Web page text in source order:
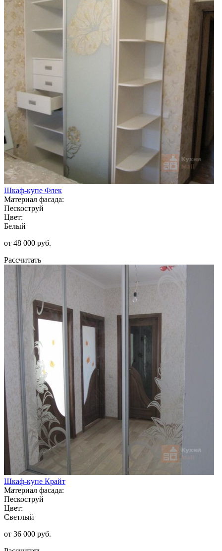
Шкаф-купе Флек
Материал фасада:
Пескоструй
Цвет:
Белый
от 48 000 руб.
Рассчитать
Шкаф-купе Крайт
Материал фасада:
Пескоструй
Цвет:
Светлый
от 36 000 руб.